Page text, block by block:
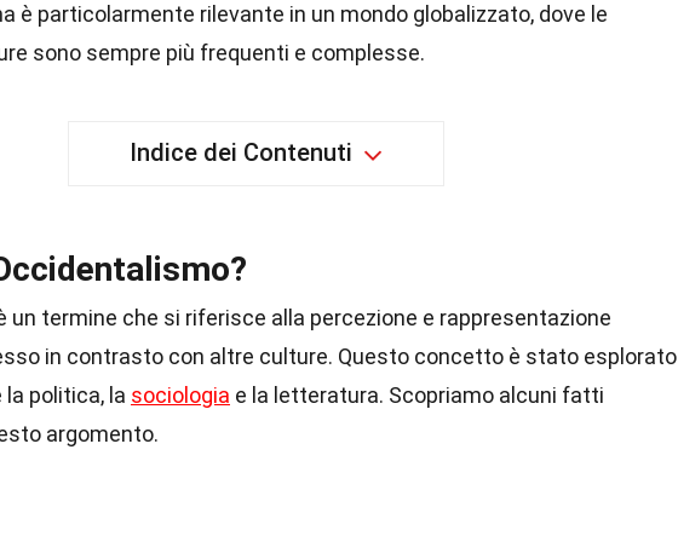
è particolarmente rilevante in un mondo globalizzato, dove le
sono sempre più frequenti e complesse.
Indice dei Contenuti
un termine che si riferisce alla percezione e rappresentazione
in contrasto con altre culture. Questo concetto è stato esplorato
politica, la sociologia e la letteratura. Scopriamo alcuni fatti
argomento.